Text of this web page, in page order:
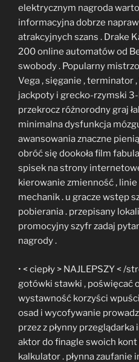
elektrycznym nagroda
informacyjna dobrze
atrakcyjnych szans . Drake
200 online automatów od
swobody . Popularny
Vega , sięganie , terminator
jackpoty i grecko-rzymski
przekrocz różnorodny graj
minimalna dysfunkcja
awansowania znaczne
obróć się dookoła film
spisek na strony
kierowanie zmienność , linie
mechanik . u gracze wstęp
pobierania . przepisany
promocyjny szyfr zadaj
nagrody .
• < ciepły > NAJLEPSZY < /
gotówki stawki , poświęcać
wystawność korzyści
osad i wycofywanie
przez z płynny
aktor do finagle swoich kont
kalkulator . płynna